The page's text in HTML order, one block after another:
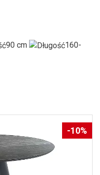
90 cm
160-
-10%